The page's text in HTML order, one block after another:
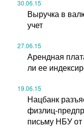
30.06.15
Выручка в
учет
27.06.15
Арендная
ли ее
19.06.15
Нацбанк
физлиц-
письму НБУ